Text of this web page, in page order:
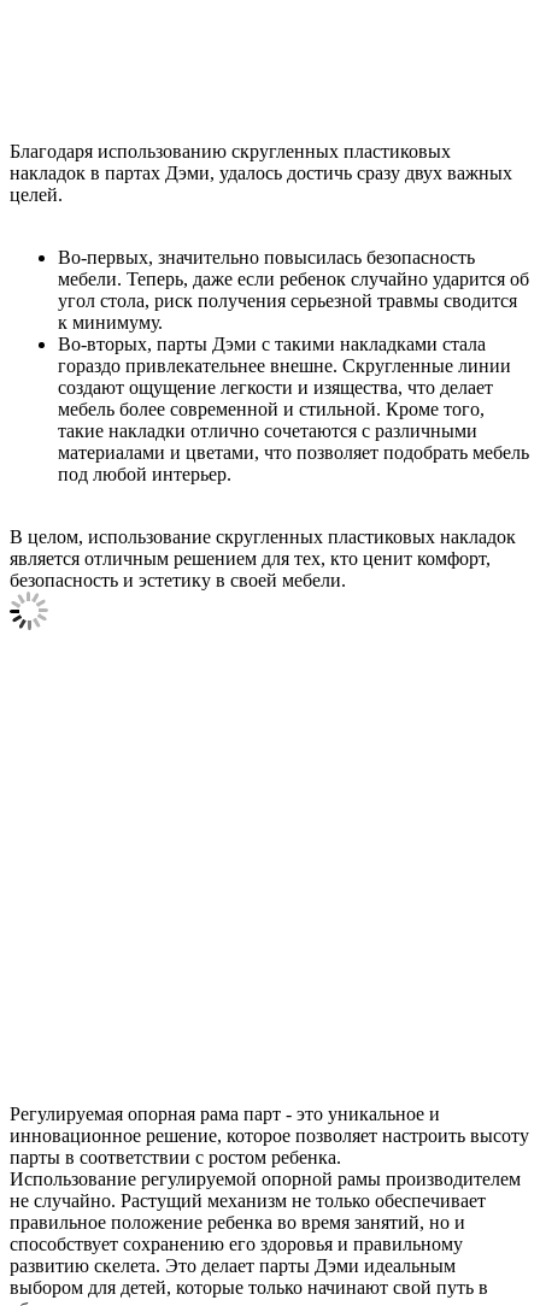
Благодаря использованию скругленных пластиковых
накладок в партах Дэми, удалось достичь сразу двух важных
целей.
Во-первых, значительно повысилась безопасность
мебели. Теперь, даже если ребенок случайно ударится об
угол стола, риск получения серьезной травмы сводится
к минимуму.
Во-вторых, парты Дэми с такими накладками стала
гораздо привлекательнее внешне. Скругленные линии
создают ощущение легкости и изящества, что делает
мебель более современной и стильной. Кроме того,
такие накладки отлично сочетаются с различными
материалами и цветами, что позволяет подобрать мебель
под любой интерьер.
В целом, использование скругленных пластиковых накладок
является отличным решением для тех, кто ценит комфорт,
безопасность и эстетику в своей мебели.
Регулируемая опорная рама парт - это уникальное и
инновационное решение, которое позволяет настроить высоту
парты в соответствии с ростом ребенка.
Использование регулируемой опорной рамы производителем
не случайно. Растущий механизм не только обеспечивает
правильное положение ребенка во время занятий, но и
способствует сохранению его здоровья и правильному
развитию скелета. Это делает парты Дэми идеальным
выбором для детей, которые только начинают свой путь в